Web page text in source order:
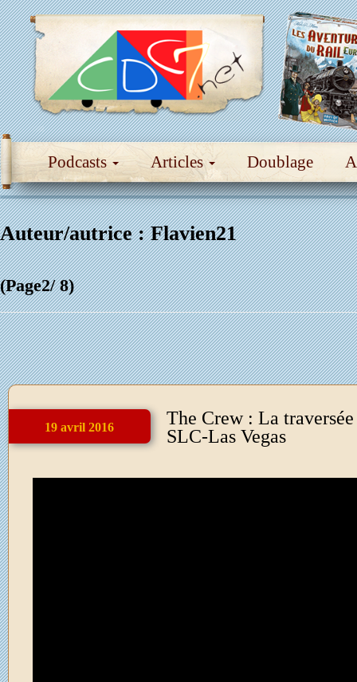
Podcasts Articles Doublage
Auteur/autrice :Flavien21
(Page2/ 8)
19 avril 2016
The Crew : La
SLC-Las Vegas